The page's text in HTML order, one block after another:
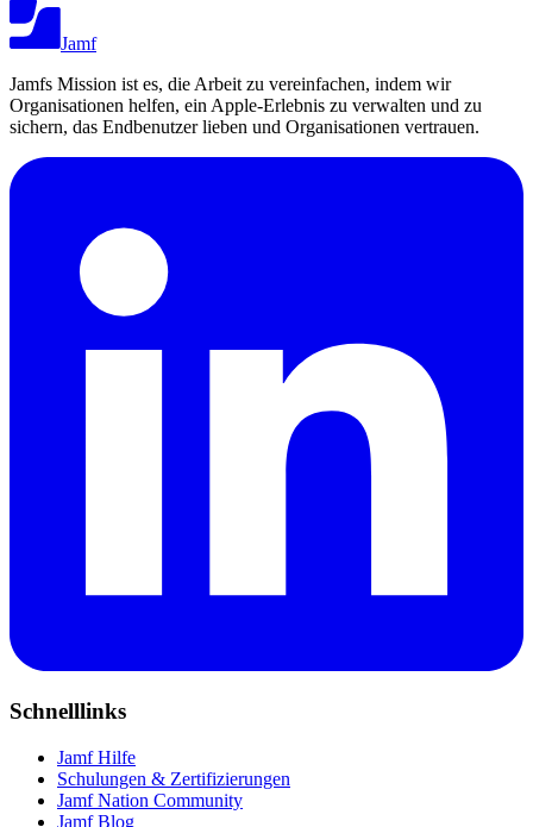
Jamf
Jamfs Mission ist es, die Arbeit zu vereinfachen, indem wir
Organisationen helfen, ein Apple-Erlebnis zu verwalten und zu
sichern, das Endbenutzer lieben und Organisationen vertrauen.
Schnelllinks
Jamf Hilfe
Schulungen & Zertifizierungen
Jamf Nation Community
Jamf Blog